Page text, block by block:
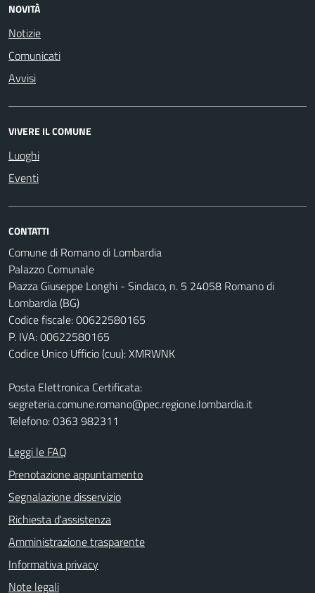
NOVITÀ
Notizie
Comunicati
Avvisi
VIVERE IL COMUNE
Luoghi
Eventi
CONTATTI
Comune di Romano di Lombardia
Palazzo Comunale
Piazza Giuseppe Longhi - Sindaco, n. 5 24058 Romano di
Lombardia (BG)
Codice fiscale: 00622580165
P. IVA: 00622580165
Codice Unico Ufficio (cuu): XMRWNK
Posta Elettronica Certificata:
segreteria.comune.romano@pec.regione.lombardia.it
Telefono: 0363 982311
Leggi le FAQ
Prenotazione appuntamento
Segnalazione disservizio
Richiesta d'assistenza
Amministrazione trasparente
Informativa privacy
Note legali